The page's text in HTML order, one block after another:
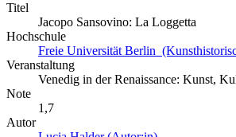
Titel
Jacopo Sansovino: La Loggetta
Hochschule
Freie Universität Berlin
Veranstaltung
Venedig in der Renaissance: Kunst,
Note
1,7
Autor